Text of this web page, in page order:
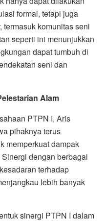
formal, tetapi juga
komunitas seni
seperti ini menunjukkan
dapat tumbuh di
seni dan
Alam
PTPN I, Aris
pihaknya terus
memperkuat dampak
dengan berbagai
terhadap
lebih banyak
sinergi PTPN I dalam